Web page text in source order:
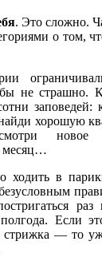
. Это сложно.
о том,
не страшно.
хорошую
месяц…
ходить в
Если
стрижка — то